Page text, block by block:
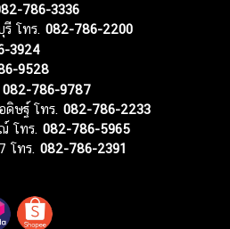
786-3336
โทร. 082-786-2200
3924
9528
082-786-9787
ดิษฐ์ โทร. 082-786-2233
โทร. 082-786-5965
โทร. 082-786-2391